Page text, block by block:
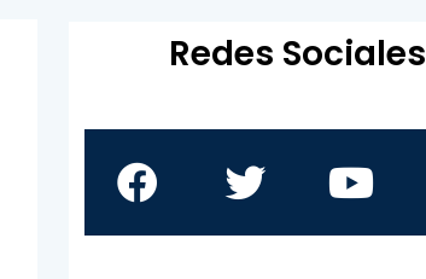
Redes Sociales